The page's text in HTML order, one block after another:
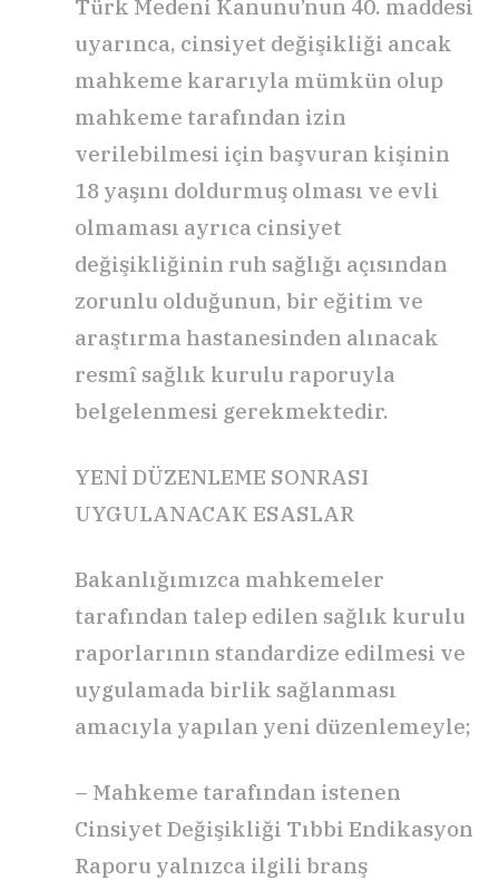
Türk Medeni Kanunu’nun 40. maddesi
uyarınca, cinsiyet değişikliği ancak
mahkeme kararıyla mümkün olup
mahkeme tarafından izin
verilebilmesi için başvuran kişinin
18 yaşını doldurmuş olması ve evli
olmaması ayrıca cinsiyet
değişikliğinin ruh sağlığı açısından
zorunlu olduğunun, bir eğitim ve
araştırma hastanesinden alınacak
resmî sağlık kurulu raporuyla
belgelenmesi gerekmektedir.
YENİ DÜZENLEME SONRASI
UYGULANACAK ESASLAR
Bakanlığımızca mahkemeler
tarafından talep edilen sağlık kurulu
raporlarının standardize edilmesi ve
uygulamada birlik sağlanması
amacıyla yapılan yeni düzenlemeyle;
– Mahkeme tarafından istenen
Cinsiyet Değişikliği Tıbbi Endikasyon
Raporu yalnızca ilgili branş